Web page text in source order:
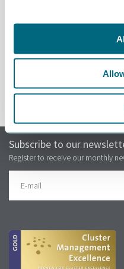
Påmeldingen
Subscribe to our
Register to receive our monthly